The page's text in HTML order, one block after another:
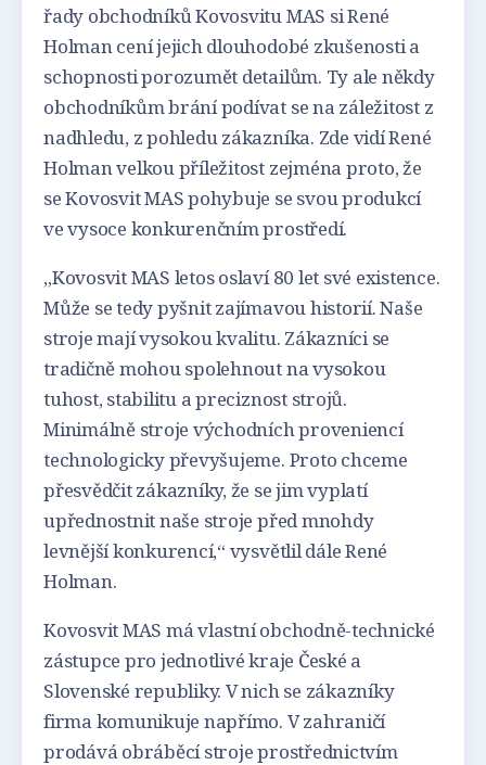
řady obchodníků Kovosvitu MAS si René
Holman cení jejich dlouhodobé zkušenosti a
schopnosti porozumět detailům. Ty ale někdy
obchodníkům brání podívat se na záležitost z
nadhledu, z pohledu zákazníka. Zde vidí René
Holman velkou příležitost zejména proto, že
se Kovosvit MAS pohybuje se svou produkcí
ve vysoce konkurenčním prostředí.
„Kovosvit MAS letos oslaví 80 let své existence.
Může se tedy pyšnit zajímavou historií. Naše
stroje mají vysokou kvalitu. Zákazníci se
tradičně mohou spolehnout na vysokou
tuhost, stabilitu a preciznost strojů.
Minimálně stroje východních proveniencí
technologicky převyšujeme. Proto chceme
přesvědčit zákazníky, že se jim vyplatí
upřednostnit naše stroje před mnohdy
levnější konkurencí,“ vysvětlil dále René
Holman.
Kovosvit MAS má vlastní obchodně-technické
zástupce pro jednotlivé kraje České a
Slovenské republiky. V nich se zákazníky
firma komunikuje napřímo. V zahraničí
prodává obráběcí stroje prostřednictvím